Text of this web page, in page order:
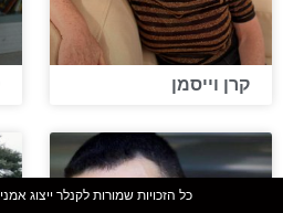
קרן וייסמן
כל הזכויות שמורות לקנלר ייצוג